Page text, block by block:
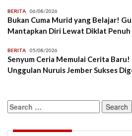
BERITA 06/08/2026
Bukan Cuma Murid yang Belajar!
Mantapkan Diri Lewat Diklat Penuh
BERITA 05/08/2026
Senyum Ceria Memulai Cerita
Unggulan Nuruis Jember Sukses
Search
for: